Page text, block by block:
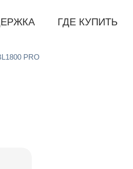
ГДЕ КУПИТЬ
Контакты Где купить
PRO